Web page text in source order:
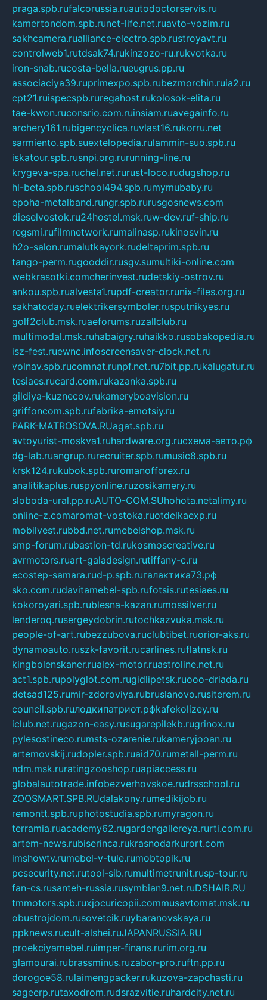
praga.spb.rufalcorussia.ruautodoctorservis.ru
kamertondom.spb.runet-life.net.ruavto-vozim.ru
sakhcamera.rualliance-electro.spb.rustroyavt.ru
controlweb1.rutdsak74.rukinzozo-ru.rukvotka.ru
iron-snab.rucosta-bella.rueugrus.pp.ru
associaciya39.ruprimexpo.spb.rubezmorchin.ruia2.ru
cpt21.ruispecspb.ruregahost.rukolosok-elita.ru
tae-kwon.ruconsrio.com.ruinsiam.ruavegainfo.ru
archery161.rubigencyclica.ruvlast16.rukorru.net
sarmiento.spb.suextelopedia.rulammin-suo.spb.ru
iskatour.spb.rusnpi.org.rurunning-line.ru
krygeva-spa.ruchel.net.rurust-loco.rudugshop.ru
hl-beta.spb.ruschool494.spb.rumymubaby.ru
epoha-metalband.rungr.spb.rurusgosnews.com
dieselvostok.ru24hostel.msk.ruw-dev.ruf-ship.ru
regsmi.rufilmnetwork.rumalinasp.rukinosvin.ru
h2o-salon.rumalutkayork.rudeltaprim.spb.ru
tango-perm.rugooddir.rusgv.sumultiki-online.com
webkrasotki.comcherinvest.rudetskiy-ostrov.ru
ankou.spb.rualvesta1.rupdf-creator.runix-files.org.ru
sakhatoday.ruelektrikersymboler.rusputnikyes.ru
golf2club.msk.ruaeforums.ruzallclub.ru
multimodal.msk.ruhabaigry.ruhaikko.rusobakopedia.ru
isz-fest.ruewnc.infoscreensaver-clock.net.ru
volnav.spb.rucomnat.runpf.net.ru7bit.pp.rukalugatur.ru
tesiaes.rucard.com.rukazanka.spb.ru
gildiya-kuznecov.rukameryboavision.ru
griffoncom.spb.rufabrika-emotsiy.ru
PARK-MATROSOVA.RUagat.spb.ru
avtoyurist-moskva1.ruhardware.org.ruсхема-авто.рф
dg-lab.ruangrup.rurecruiter.spb.rumusic8.spb.ru
krsk124.rukubok.spb.ruromanofforex.ru
analitikaplus.ruspyonline.ruzosikamery.ru
sloboda-ural.pp.ruAUTO-COM.SUhohota.netalimy.ru
online-z.comaromat-vostoka.ruotdelkaexp.ru
mobilvest.rubbd.net.rumebelshop.msk.ru
smp-forum.rubastion-td.rukosmoscreative.ru
avrmotors.ruart-galadesign.rutiffany-c.ru
ecostep-samara.rud-p.spb.ruгалактика73.рф
sko.com.rudavitamebel-spb.rufotsis.rutesiaes.ru
kokoroyari.spb.rublesna-kazan.rumossilver.ru
lenderoq.rusergeydobrin.rutochkazvuka.msk.ru
people-of-art.rubezzubova.ruclubtibet.ruorior-aks.ru
dynamoauto.ruszk-favorit.rucarlines.ruflatnsk.ru
kingbolenskaner.rualex-motor.ruastroline.net.ru
act1.spb.rupolyglot.com.rugidlipetsk.ruooo-driada.ru
detsad125.rumir-zdoroviya.rubruslanovo.rusiterem.ru
council.spb.ruлодкипатриот.рфkafekolizey.ru
iclub.net.rugazon-easy.rusugarepilekb.rugrinox.ru
pylesostineco.rumsts-ozarenie.rukameryjooan.ru
artemovskij.rudopler.spb.ruaid70.rumetall-perm.ru
ndm.msk.ruratingzooshop.ruapiaccess.ru
globalautotrade.infobezverhovskoe.rudrsschool.ru
ZOOSMART.SPB.RUdalakony.rumedikijob.ru
remontt.spb.ruphotostudia.spb.rumyragon.ru
terramia.ruacademy62.rugardengallereya.rurti.com.ru
artem-news.rubiserinca.rukrasnodarkurort.com
imshowtv.rumebel-v-tule.rumobtopik.ru
pcsecurity.net.rutool-sib.rumultimetrunit.rusp-tour.ru
fan-cs.rusanteh-russia.rusymbian9.net.ruDSHAIR.RU
tmmotors.spb.ruxjocuricopii.commusavtomat.msk.ru
obustrojdom.rusovetcik.ruybaranovskaya.ru
ppknews.rucult-alshei.ruJAPANRUSSIA.RU
proekciyamebel.ruimper-finans.rurim.org.ru
glamourai.rubrassminus.ruzabor-pro.ruftn.pp.ru
dorogoe58.rulaimengpacker.rukuzova-zapchasti.ru
sageerp.rutaxodrom.rudsrazvitie.ruhardcity.net.ru